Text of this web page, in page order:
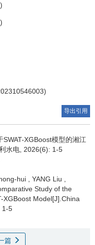
导出引用
SWAT-XGBoost模型的湘江
水电, 2026(6): 1-5
hui YANG Liu
Study of the
XGBoost Model[J].China
1-5
篇